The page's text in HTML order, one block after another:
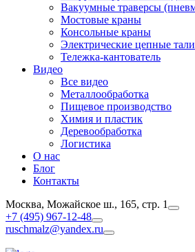
Вакуумные траверсы
Мостовые краны
Консольные краны
Электрические цепные тали
Тележка-кантователь
Видео
Все видео
Металлообработка
Пищевое производство
Химия и пластик
Деревообработка
Логистика
О нас
Блог
Контакты
Москва, Можайское ш., 165, стр. 1
+7 (495) 967-12-48
ruschmalz@yandex.ru